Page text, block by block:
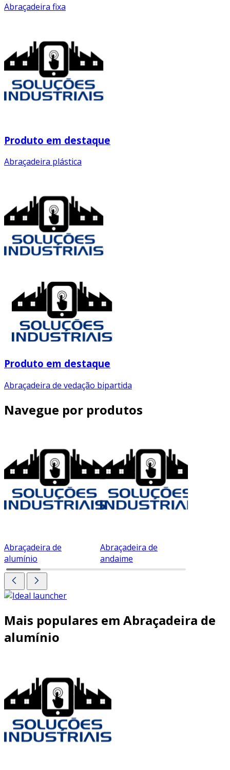
Abraçadeira fixa
Produto em destaque
Abraçadeira plástica
Produto em destaque
Abraçadeira de vedação bipartida
Navegue por produtos
Abraçadeira de
alumínio
Abraçadeira de
andaime
Mais populares em Abraçadeira de
alumínio